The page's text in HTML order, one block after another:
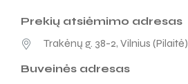
Prekių atsiėmimo adresas
Trakėnų g. 38-2, Vilnius (Pilaitė)
Buveinės adresas